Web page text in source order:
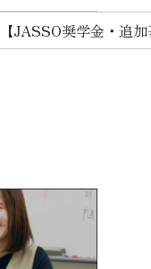
【JASSO奨学金・追